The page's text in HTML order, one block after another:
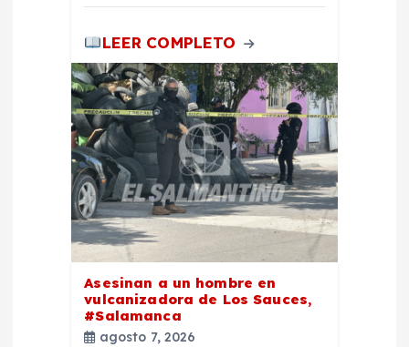
LEER COMPLETO
Asesinan a un hombre en
vulcanizadora de Los Sauces,
#Salamanca
agosto 7, 2026